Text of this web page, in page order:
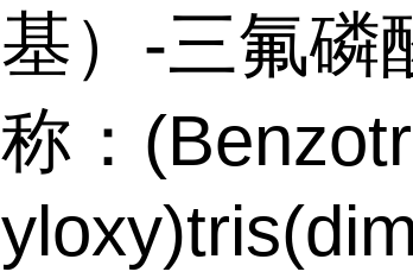
基）-三氟磷
称：